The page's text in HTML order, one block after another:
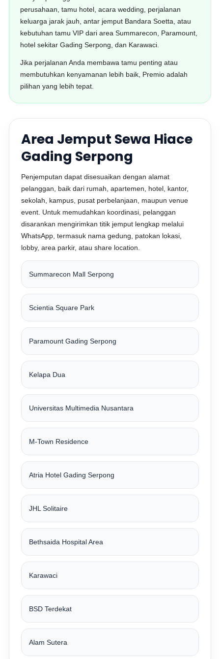
perusahaan, tamu hotel, acara wedding, perjalanan
keluarga jarak jauh, antar jemput Bandara Soetta, atau
kebutuhan tamu VIP dari area Summarecon, Paramount,
hotel sekitar Gading Serpong, dan Karawaci.
Jika perjalanan Anda membawa tamu penting atau
membutuhkan kenyamanan lebih baik, Premio adalah
pilihan yang lebih tepat.
Area Jemput Sewa Hiace
Gading Serpong
Penjemputan dapat disesuaikan dengan alamat
pelanggan, baik dari rumah, apartemen, hotel, kantor,
sekolah, kampus, pusat perbelanjaan, maupun venue
event. Untuk memudahkan koordinasi, pelanggan
disarankan mengirimkan titik jemput lengkap melalui
WhatsApp, termasuk nama gedung, patokan lokasi,
lobby, area parkir, atau share location.
Summarecon Mall Serpong
Scientia Square Park
Paramount Gading Serpong
Kelapa Dua
Universitas Multimedia Nusantara
M-Town Residence
Atria Hotel Gading Serpong
JHL Solitaire
Bethsaida Hospital Area
Karawaci
BSD Terdekat
Alam Sutera